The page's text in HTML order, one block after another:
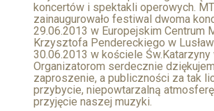
koncertów i spektakli operowych. MT
zainaugurowało festiwal dwoma
29.06.2013 w Europejskim Centrum
Krzysztofa Pendereckiego w
30.06.2013 w kościele Św.Katarzyny
Organizatorom serdecznie
zaproszenie, a publiczności za tak
przybycie, niepowtarzalną
przyjęcie naszej muzyki.